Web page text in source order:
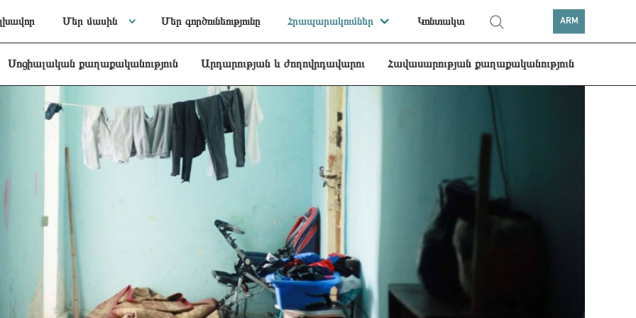
Մեր մասին Մեր գործունեությունը Հրապարակումներ Կոնտակտ ARM
Սոցիալական քաղաքականություն Արդարության և ժողովրդավարու Հավասարության քաղաքականություն